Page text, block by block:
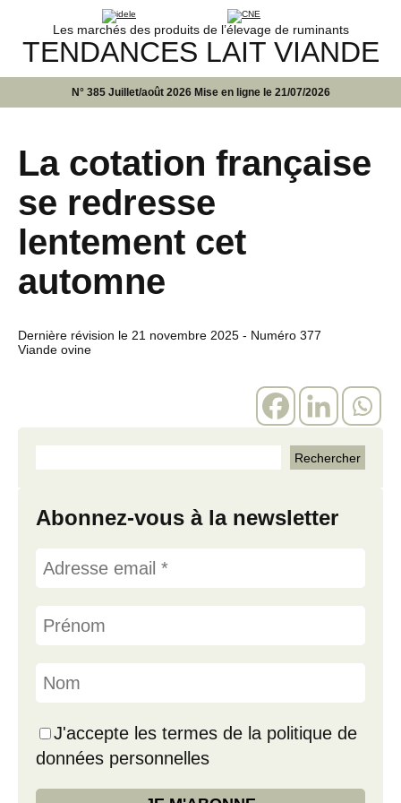
Les marchés des produits de l’élevage de ruminants
TENDANCES LAIT VIANDE
N° 385 Juillet/août 2026 Mise en ligne le 21/07/2026
La cotation française
se redresse
lentement cet
automne
Dernière révision le 21 novembre 2025 - Numéro 377
Viande ovine
Abonnez-vous à la newsletter
J'accepte les termes de la politique de
données personnelles